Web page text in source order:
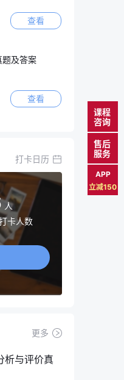
查看
及答案
查看
打卡日历
人
卡人数
更多
析与评价真
课程
咨询
售后
服务
APP
立减150